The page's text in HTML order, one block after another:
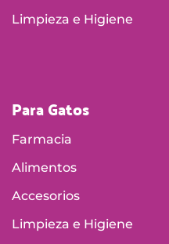
Limpieza e Higiene
Para Gatos
Farmacia
Alimentos
Accesorios
Limpieza e Higiene